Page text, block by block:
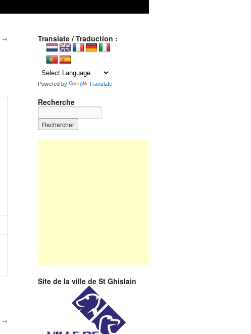
→
→
Translate / Traduction :
Powered by Translate
Recherche
Site de la ville de St Ghislain